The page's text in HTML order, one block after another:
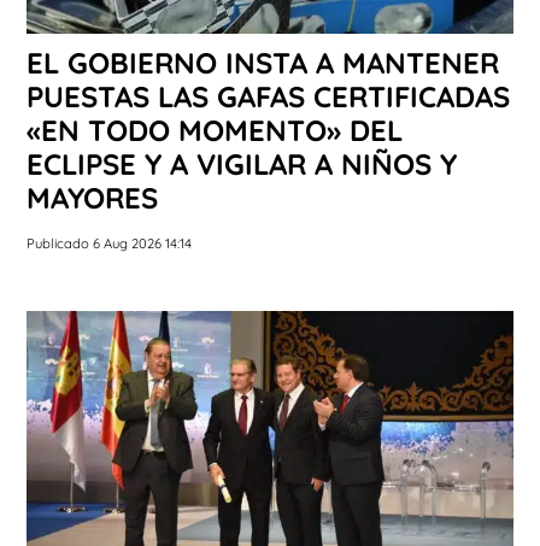
EL GOBIERNO INSTA A MANTENER
PUESTAS LAS GAFAS CERTIFICADAS
«EN TODO MOMENTO» DEL
ECLIPSE Y A VIGILAR A NIÑOS Y
MAYORES
Publicado 6 Aug 2026 14:14